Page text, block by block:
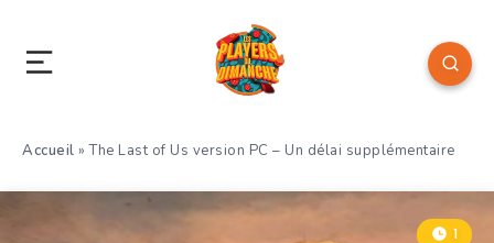
Accueil »The Last of Us version PC – Un délai supplémentaire
1